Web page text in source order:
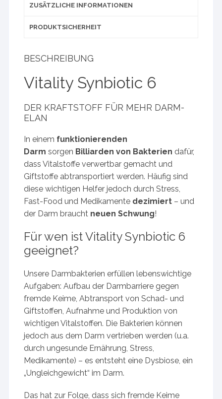
ZUSÄTZLICHE INFORMATIONEN
PRODUKTSICHERHEIT
BESCHREIBUNG
Vitality Synbiotic 6
DER KRAFTSTOFF FÜR MEHR DARM-
ELAN
In einem funktionierenden
Darm sorgen Billiarden von Bakterien dafür,
dass Vitalstoffe verwertbar gemacht und
Giftstoffe abtransportiert werden. Häufig sind
diese wichtigen Helfer jedoch durch Stress,
Fast-Food und Medikamente dezimiert – und
der Darm braucht neuen Schwung!
Für wen ist Vitality Synbiotic 6
geeignet?
Unsere Darmbakterien erfüllen lebenswichtige
Aufgaben: Aufbau der Darmbarriere gegen
fremde Keime, Abtransport von Schad- und
Giftstoffen, Aufnahme und Produktion von
wichtigen Vitalstoffen. Die Bakterien können
jedoch aus dem Darm vertrieben werden (u.a.
durch ungesunde Ernährung, Stress,
Medikamente) – es entsteht eine Dysbiose, ein
„Ungleichgewicht“ im Darm.
Das hat zur Folge, dass sich fremde Keime